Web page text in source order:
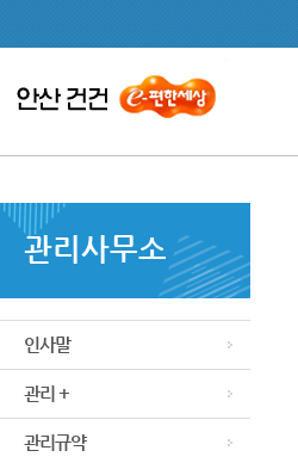
관리사무소
인사말
관리 +
관리규약